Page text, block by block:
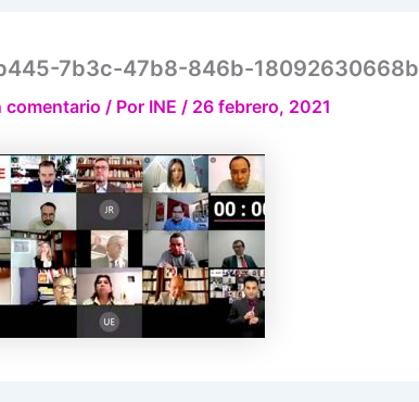
7b3c-47b8-846b-18092630668b
comentario / Por INE / 26 febrero, 2021